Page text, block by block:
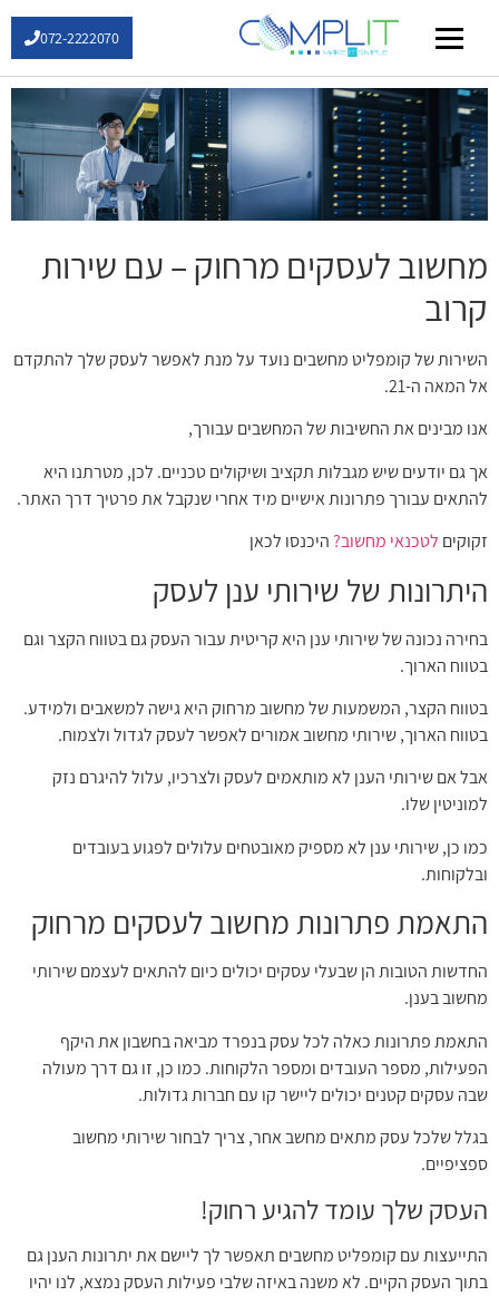
072-2222070
מחשוב לעסקים מרחוק – עם שירות
קרוב
השירות של קומפליט מחשבים נועד על מנת לאפשר לעסק שלך להתקדם
אל המאה ה-21.
אנו מבינים את החשיבות של המחשבים עבורך,
אך גם יודעים שיש מגבלות תקציב ושיקולים טכניים. לכן, מטרתנו היא
להתאים עבורך פתרונות אישיים מיד אחרי שנקבל את פרטיך דרך האתר.
זקוקים לטכנאי מחשוב?היכנסו לכאן
היתרונות של שירותי ענן לעסק
בחירה נכונה של שירותי ענן היא קריטית עבור העסק גם בטווח הקצר וגם
בטווח הארוך.
בטווח הקצר, המשמעות של מחשוב מרחוק היא גישה למשאבים ולמידע.
בטווח הארוך, שירותי מחשוב אמורים לאפשר לעסק לגדול ולצמוח.
אבל אם שירותי הענן לא מותאמים לעסק ולצרכיו, עלול להיגרם נזק
למוניטין שלו.
כמו כן, שירותי ענן לא מספיק מאובטחים עלולים לפגוע בעובדים
ובלקוחות.
התאמת פתרונות מחשוב לעסקים מרחוק
החדשות הטובות הן שבעלי עסקים יכולים כיום להתאים לעצמם שירותי
מחשוב בענן.
התאמת פתרונות כאלה לכל עסק בנפרד מביאה בחשבון את היקף
הפעילות, מספר העובדים ומספר הלקוחות. כמו כן, זו גם דרך מעולה
שבה עסקים קטנים יכולים ליישר קו עם חברות גדולות.
בגלל שלכל עסק מתאים מחשב אחר, צריך לבחור שירותי מחשוב
ספציפיים.
העסק שלך עומד להגיע רחוק!
התייעצות עם קומפליט מחשבים תאפשר לך ליישם את יתרונות הענן גם
בתוך העסק הקיים. לא משנה באיזה שלבי פעילות העסק נמצא, לנו יהיו